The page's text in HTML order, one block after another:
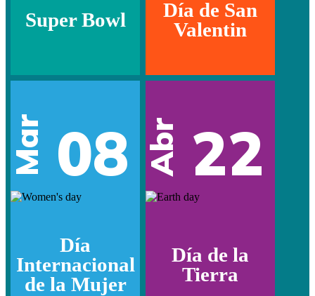
Super Bowl
Día de San
Valentin
Mar 08
Día
Internacional
de la Mujer
Abr 22
Día de la
Tierra